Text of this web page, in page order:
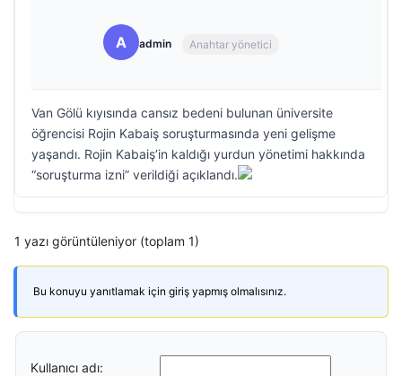
A admin Anahtar yönetici
Van Gölü kıyısında cansız bedeni bulunan üniversite
öğrencisi Rojin Kabaiş soruşturmasında yeni gelişme
yaşandı. Rojin Kabaiş’in kaldığı yurdun yönetimi hakkında
“soruşturma izni” verildiği açıklandı.
1 yazı görüntüleniyor (toplam 1)
Bu konuyu yanıtlamak için giriş yapmış olmalısınız.
Kullanıcı adı: